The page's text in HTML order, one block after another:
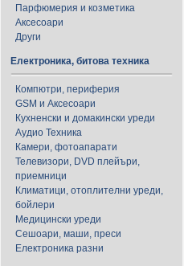
Парфюмерия и козметика
Аксесоари
Други
Електроника, битова техника
Компютри, периферия
GSM и Аксесоари
Кухненски и домакински уреди
Аудио Техника
Камери, фотоапарати
Телевизори, DVD плейъри,
приемници
Климатици, отоплителни уреди,
бойлери
Медицински уреди
Сешоари, маши, преси
Електроника разни